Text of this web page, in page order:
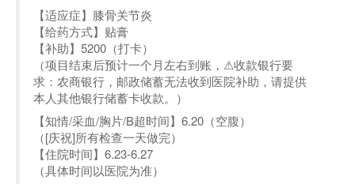
【适应症】膝骨关节炎
【给药方式】贴膏
【补助】5200（打卡）
（项目结束后预计一个月左右到账，⚠收款银行要
求：农商银行，邮政储蓄无法收到医院补助，请提供
本人其他银行储蓄卡收款。）
【知情/采血/胸片/B超时间】6.20（空腹）
（[庆祝]所有检查一天做完）
【住院时间】6.23-6.27
（具体时间以医院为准）